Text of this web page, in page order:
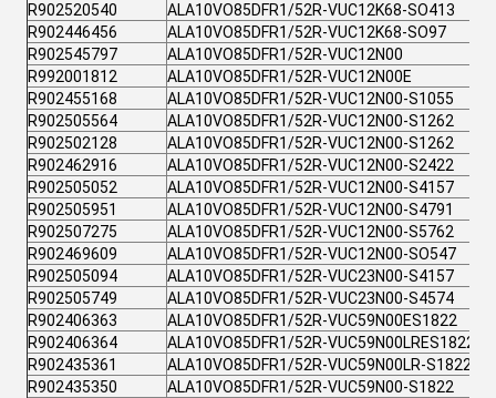
R902520540
ALA10VO85DFR1/52R-VUC12K68-SO413
R902446456
ALA10VO85DFR1/52R-VUC12K68-SO97
R902545797
ALA10VO85DFR1/52R-VUC12N00
R992001812
ALA10VO85DFR1/52R-VUC12N00E
R902455168
ALA10VO85DFR1/52R-VUC12N00-S1055
R902505564
ALA10VO85DFR1/52R-VUC12N00-S1262
R902502128
ALA10VO85DFR1/52R-VUC12N00-S1262
R902462916
ALA10VO85DFR1/52R-VUC12N00-S2422
R902505052
ALA10VO85DFR1/52R-VUC12N00-S4157
R902505951
ALA10VO85DFR1/52R-VUC12N00-S4791
R902507275
ALA10VO85DFR1/52R-VUC12N00-S5762
R902469609
ALA10VO85DFR1/52R-VUC12N00-SO547
R902505094
ALA10VO85DFR1/52R-VUC23N00-S4157
R902505749
ALA10VO85DFR1/52R-VUC23N00-S4574
R902406363
ALA10VO85DFR1/52R-VUC59N00ES1822
R902406364
ALA10VO85DFR1/52R-VUC59N00LRES1822
R902435361
ALA10VO85DFR1/52R-VUC59N00LR-S1822
R902435350
ALA10VO85DFR1/52R-VUC59N00-S1822